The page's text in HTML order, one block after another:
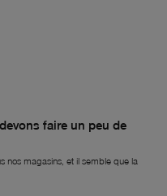
faire un peu de
nos magasins, et il semble que la